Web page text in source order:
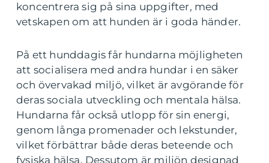
koncentrera sig på sina uppgifter, med
vetskapen om att hunden är i goda händer.
På ett hunddagis får hundarna möjligheten
att socialisera med andra hundar i en säker
och övervakad miljö, vilket är avgörande för
deras sociala utveckling och mentala hälsa.
Hundarna får också utlopp för sin energi,
genom långa promenader och lekstunder,
vilket förbättrar både deras beteende och
fysiska hälsa. Dessutom är miljön designad